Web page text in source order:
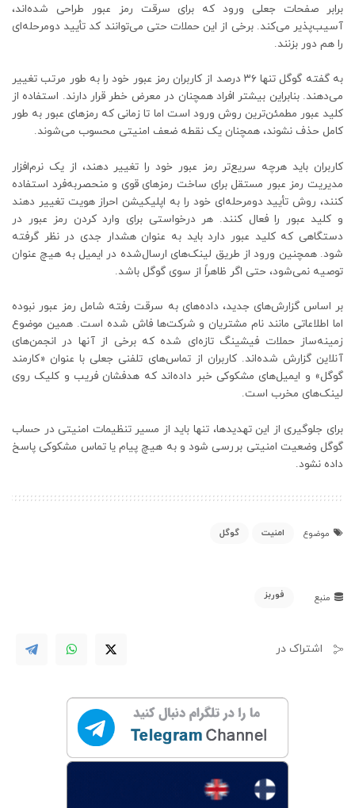
برابر صفحات جعلی ورود که برای سرقت رمز عبور طراحی شده‌اند،
آسیب‌پذیر می‌کند. برخی از این حملات حتی می‌توانند کد تأیید دومرحله‌ای
را هم دور بزنند.
به گفته گوگل تنها ۳۶ درصد از کاربران رمز عبور خود را به طور مرتب تغییر
می‌دهند. بنابراین بیشتر افراد همچنان در معرض خطر قرار دارند. استفاده از
کلید عبور مطمئن‌ترین روش ورود است اما تا زمانی که رمزهای عبور به طور
کامل حذف نشوند، همچنان یک نقطه ضعف امنیتی محسوب می‌شوند.
کاربران باید هرچه سریع‌تر رمز عبور خود را تغییر دهند، از یک نرم‌افزار
مدیریت رمز عبور مستقل برای ساخت رمزهای قوی و منحصربه‌فرد استفاده
کنند، روش تأیید دومرحله‌ای خود را به اپلیکیشن احراز هویت تغییر دهند
و کلید عبور را فعال کنند. هر درخواستی برای وارد کردن رمز عبور در
دستگاهی که کلید عبور دارد باید به عنوان هشدار جدی در نظر گرفته
شود. همچنین ورود از طریق لینک‌های ارسال‌شده در ایمیل به هیچ عنوان
توصیه نمی‌شود، حتی اگر ظاهراً از سوی گوگل باشد.
بر اساس گزارش‌های جدید، داده‌های به سرقت رفته شامل رمز عبور نبوده
اما اطلاعاتی مانند نام مشتریان و شرکت‌ها فاش شده است. همین موضوع
زمینه‌ساز حملات فیشینگ تازه‌ای شده که برخی از آنها در انجمن‌های
آنلاین گزارش شده‌اند. کاربران از تماس‌های تلفنی جعلی با عنوان «کارمند
گوگل» و ایمیل‌های مشکوکی خبر داده‌اند که هدفشان فریب و کلیک روی
لینک‌های مخرب است.
برای جلوگیری از این تهدیدها، تنها باید از مسیر تنظیمات امنیتی در حساب
گوگل وضعیت امنیتی بررسی شود و به هیچ پیام یا تماس مشکوکی پاسخ
داده نشود.
موضوع امنیت گوگل
منبع فوربز
اشتراک در